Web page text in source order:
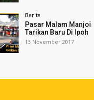
Berita
Pasar Malam Manjoi
Tarikan Baru Di Ipoh
13 November 2017